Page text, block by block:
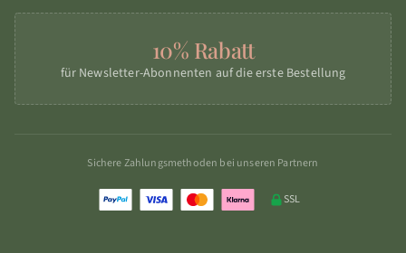
10% Rabatt
für Newsletter-Abonnenten auf die erste Bestellung
Sichere Zahlungsmethoden bei unseren Partnern
SSL